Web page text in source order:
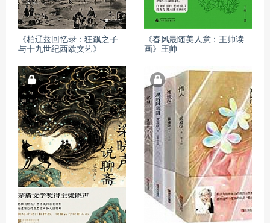
《柏辽兹回忆录：狂飙之子
与十九世纪西欧文艺》
《春风最随美人意：王帅读
画》王帅